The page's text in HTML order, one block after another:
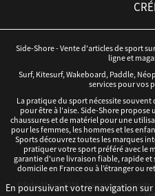
Side-Shore - Vente d'articles de sport
ligne et
Surf, Kitesurf, Wakeboard, Paddle,
services pour vos
La pratique du sport nécessite
pour être à l'aise. Side-Shore
chaussures et de matériel pour une
pour les femmes, les hommes et les
Sports découvrez toutes les marques
pratiquer votre sport préféré avec le
garantie d'une livraison fiable, rapide et
domicile en France ou à l’étranger ou
©Side-Shore 2016 - Magasins de
En poursuivant votre navigation